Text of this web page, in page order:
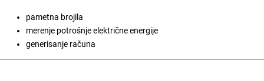
pametna brojila
merenje potrošnje električne energije
generisanje računa